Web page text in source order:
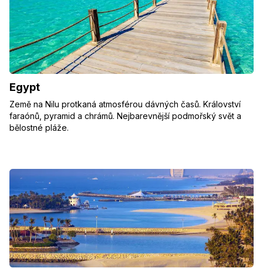
Egypt
Země na Nilu protkaná atmosférou dávných časů. Království
faraónů, pyramid a chrámů. Nejbarevnější podmořský svět a
bělostné pláže.